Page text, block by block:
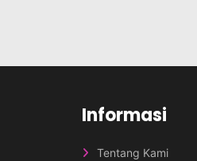
Informasi
Tentang Kami